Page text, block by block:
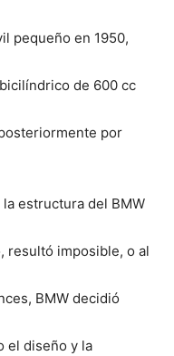
pequeño en 1950,
de 600 cc
por
estructura del BMW
resultó imposible, o al
BMW decidió
el diseño y la